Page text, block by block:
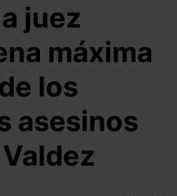
juez
máxima
los
asesinos